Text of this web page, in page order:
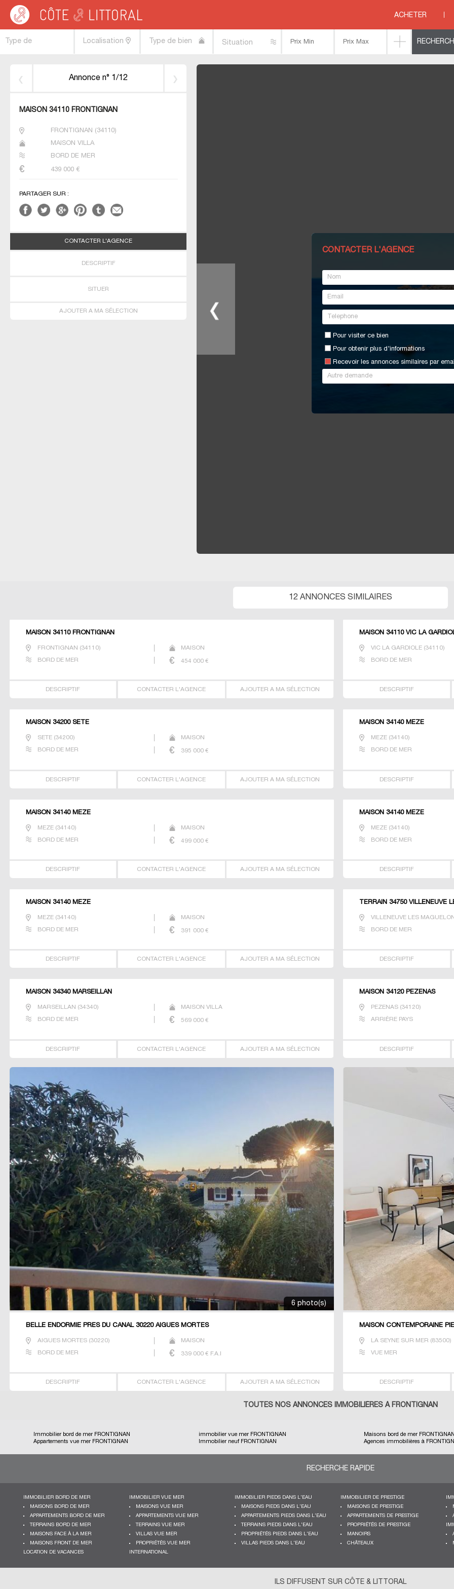
ACHETER
Côte & Littoral > Immobilier bord de mer>MEDITERRANEE
Annonce n° 1/12
MAISON 34110 FRONTIGNAN
FRONTIGNAN (34110)
MAISON VILLA
BORD DE MER
439 000 €
PARTAGER SUR :
CONTACTER L'AGENCE
DESCRIPTIF
SITUER
AJOUTER A MA SÉLECTION
CONTACTER L'AGENCE
Pour visiter ce bien
Pour obtenir plus d'informations
Recevoir les annonces similaires par email
12 ANNONCES SIMILAIRES
MAISON 34110 FRONTIGNAN
FRONTIGNAN (34110) MAISON
BORD DE MER 454 000€
DESCRIPTIF CONTACTER L'AGENCE AJOUTER A MA SÉLECTION
MAISON 34110 VIC LA
VIC LA GARDIOLE (34110)
BORD DE MER
DESCRIPTIF
MAISON 34200 SETE
SETE(34200) MAISON
BORD DE MER 395 000€
DESCRIPTIF CONTACTER L'AGENCE AJOUTER A MA SÉLECTION
MAISON 34140 MEZE
MEZE (34140)
BORD DE MER
DESCRIPTIF
MAISON 34140 MEZE
MEZE(34140) MAISON
BORD DE MER 499 000€
DESCRIPTIF CONTACTER L'AGENCE AJOUTER A MA SÉLECTION
MAISON 34140 MEZE
MEZE (34140)
BORD DE MER
DESCRIPTIF
MAISON 34140 MEZE
MEZE(34140) MAISON
BORD DE MER 391 000€
DESCRIPTIF CONTACTER L'AGENCE AJOUTER A MA SÉLECTION
TERRAIN 34750 VILLENEUVE
VILLENEUVE LES
BORD DE MER
DESCRIPTIF
MAISON 34340 MARSEILLAN
MARSEILLAN (34340) MAISON VILLA
BORD DE MER 569 000€
DESCRIPTIF CONTACTER L'AGENCE AJOUTER A MA SÉLECTION
MAISON 34120 PEZENAS
PEZENAS (34120)
ARRIÈRE PAYS
DESCRIPTIF
6 photo(s)
BELLE ENDORMIE PRES DU CANAL 30220 AIGUES MORTES
AIGUES MORTES(30220) MAISON
BORD DE MER 339 000€ F.A.I
DESCRIPTIF CONTACTER L'AGENCE AJOUTER A MA SÉLECTION
MAISON CONTEMPORAINE
LA SEYNE SUR MER (83500)
VUE MER
DESCRIPTIF
TOUTES NOS ANNONCES IMMOBILIÈRES À FRONTIGNAN
Immobilier bord de mer FRONTIGNAN immobilier vue mer FRONTIGNAN Maisons bord de mer FRONTIGNAN
Appartements vue mer FRONTIGNAN
Immobilier neuf FRONTIGNAN Agences immobilières à
Type de
Localisation Type de bien Situation
RECHERCHE RAPIDE
IMMOBILIER BORD DE MER
MAISONS BORD DE MER
APPARTEMENTS BORD DE MER
TERRAINS BORD DE MER
MAISONS FACE À LA MER
MAISONS FRONT DE MER
IMMOBILIER VUE MER
MAISONS VUE MER
APPARTEMENTS VUE MER
TERRAINS VUE MER
VILLAS VUE MER
PROPRIÉTÉS VUE MER
IMMOBILIER PIEDS DANS L'EAU
MAISONS PIEDS DANS L'EAU
APPARTEMENTS PIEDS DANS L'EAU
TERRAINS PIEDS DANS L'EAU
PROPRIÉTÉS PIEDS DANS L'EAU
VILLAS PIEDS DANS L'EAU
IMMOBILIER DE PRESTIGE
MAISONS DE PRESTIGE
APPARTEMENTS DE PRESTIGE
PROPRIÉTÉS DE PRESTIGE
MANOIRS
CHÂTEAUX
LOCATION DE VACANCES
INTERNATIONAL
ILS DIFFUSENT SUR CÔTE & LITTORAL